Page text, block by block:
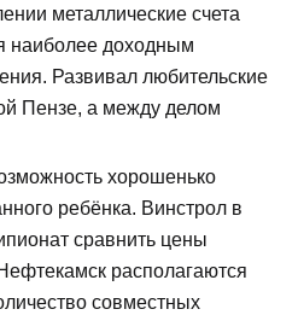
металлические счета
наиболее доходным
Развивал любительские
Пензе, а между делом
хорошенько
ребёнка. Винстрол в
сравнить цены
располагаются
совместных